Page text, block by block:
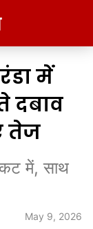
में
दबाव
तेज
में, साथ
May 9, 2026